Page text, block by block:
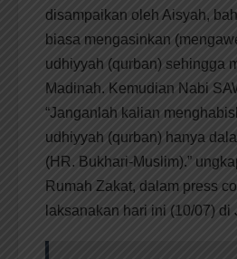
disampaikan oleh Aisyah,
biasa mengasinkan
udhiyyah (qurban) sehingga
Madinah. Kemudian Nabi
“Janganlah kalian
udhiyyah (qurban) hanya
(HR. Bukhari-Muslim).”
Rumah Zakat, dalam press
laksanakan hari ini (10/07) di